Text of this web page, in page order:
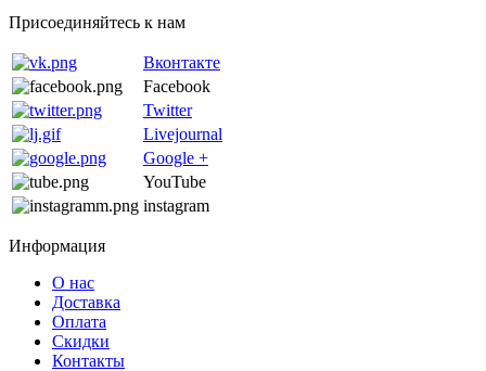
Присоединяйтесь к нам
Вконтакте
Facebook
Twitter
Livejournal
Google +
YouTube
instagram
Информация
О нас
Доставка
Оплата
Скидки
Контакты